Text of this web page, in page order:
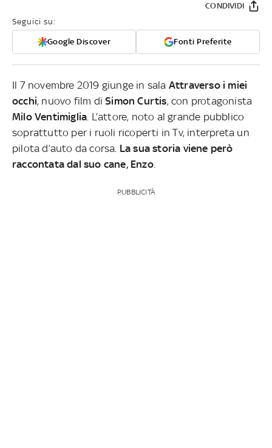
Seguici su:
Google Discover Fonti Preferite
CONDIVIDI
Il 7 novembre 2019 giunge in sala Attraverso i miei
occhi, nuovo film diSimon Curtis, con protagonista
Milo Ventimiglia . L’attore, noto al grande pubblico
soprattutto per i ruoli ricoperti in Tv, interpreta un
pilota d’auto da corsa. La sua storia viene però
raccontata dal suo cane, Enzo.
PUBBLICITÀ